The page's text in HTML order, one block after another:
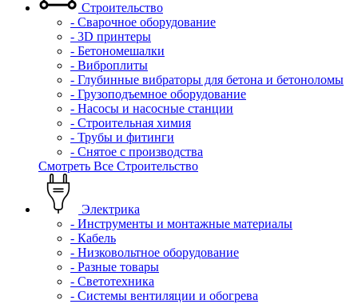
Строительство
- Сварочное оборудование
- 3D принтеры
- Бетономешалки
- Виброплиты
- Глубинные вибраторы для бетона и бетоноломы
- Грузоподъемное оборудование
- Насосы и насосные станции
- Строительная химия
- Трубы и фитинги
- Снятое с производства
Смотреть Все Строительство
Электрика
- Инструменты и монтажные материалы
- Кабель
- Низковольтное оборудование
- Разные товары
- Светотехника
- Системы вентиляции и обогрева